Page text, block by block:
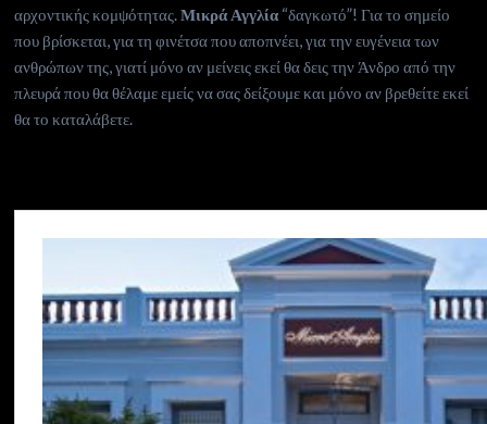
αρχοντικής κομψότητας.Μικρά Αγγλία “δαγκωτό”! Για το σημείο
που βρίσκεται, για τη φινέτσα που αποπνέει, για την ευγένεια των
ανθρώπων της, γιατί μόνο αν μείνεις εκεί θα δεις την Άνδρο από την
πλευρά που θα θέλαμε εμείς να σας δείξουμε και μόνο αν βρεθείτε εκεί
θα το καταλάβετε.